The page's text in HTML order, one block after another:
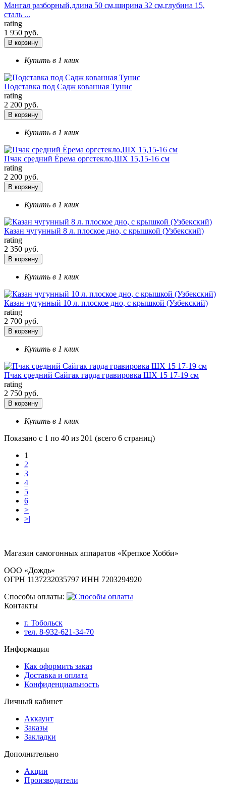
Мангал разборный,длина 50 см,ширина 32 см,глубина 15,
сталь ...
rating
1 950 руб.
В корзину
Купить в 1 клик
Подставка под Садж кованная Тунис
rating
2 200 руб.
В корзину
Купить в 1 клик
Пчак средний Ёрема оргстекло,ШХ 15,15-16 см
rating
2 200 руб.
В корзину
Купить в 1 клик
Казан чугунный 8 л. плоское дно, с крышкой (Узбекский)
rating
2 350 руб.
В корзину
Купить в 1 клик
Казан чугунный 10 л. плоское дно, с крышкой (Узбекский)
rating
2 700 руб.
В корзину
Купить в 1 клик
Пчак средний Сайгак гарда гравировка ШХ 15 17-19 см
rating
2 750 руб.
В корзину
Купить в 1 клик
Показано с 1 по 40 из 201 (всего 6 страниц)
1
2
3
4
5
6
>
>|
Магазин самогонных аппаратов «Крепкое Хобби»
ООО «Дождь»
ОГРН 1137232035797 ИНН 7203294920
Способы оплаты:
Контакты
г. Тобольск
тел. 8-932-621-34-70
Информация
Как оформить заказ
Доставка и оплата
Конфиденциальность
Личный кабинет
Аккаунт
Заказы
Закладки
Дополнительно
Акции
Производители